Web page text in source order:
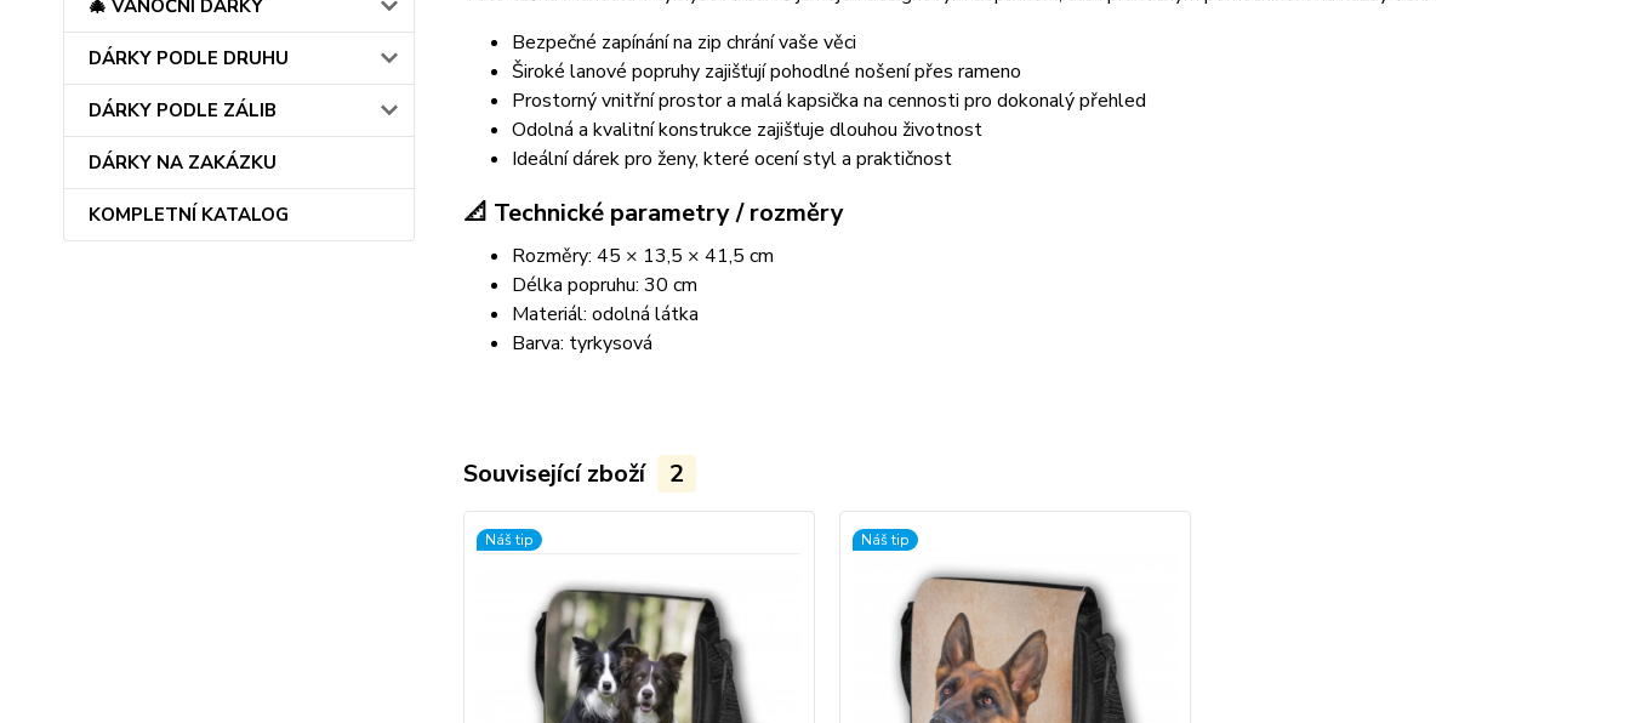
🎄 VÁNOČNÍ DÁRKY
DÁRKY PODLE DRUHU
DÁRKY PODLE ZÁLIB
DÁRKY NA ZAKÁZKU
KOMPLETNÍ KATALOG
Bezpečné zapínání na zip chrání vaše věci
Široké lanové popruhy zajišťují pohodlné nošení přes rameno
Prostorný vnitřní prostor a malá kapsička na cennosti pro dokonalý přehled
Odolná a kvalitní konstrukce zajišťuje dlouhou životnost
Ideální dárek pro ženy, které ocení styl a praktičnost
📐 Technické parametry / rozměry
Rozměry: 45 × 13,5 × 41,5 cm
Délka popruhu: 30 cm
Materiál: odolná látka
Barva: tyrkysová
Související zboží 2
Náš tip Náš tip